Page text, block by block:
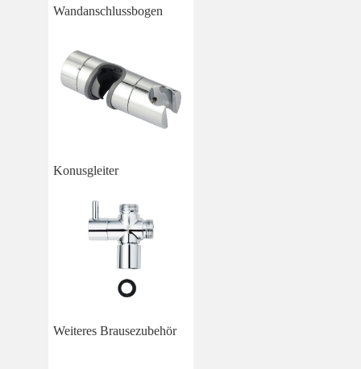
Wandanschlussbogen
Konusgleiter
Weiteres Brausezubehör